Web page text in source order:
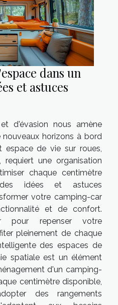
dans un
et astuces
d'évasion nous amène
horizons à bord
espace de vie sur roues,
une organisation
chaque centimètre
idées et astuces
votre camping-car
et de confort.
pour repenser votre
pleinement de chaque
des espaces de
spatiale est un élément
d'un camping-
centimètre disponible,
des rangements